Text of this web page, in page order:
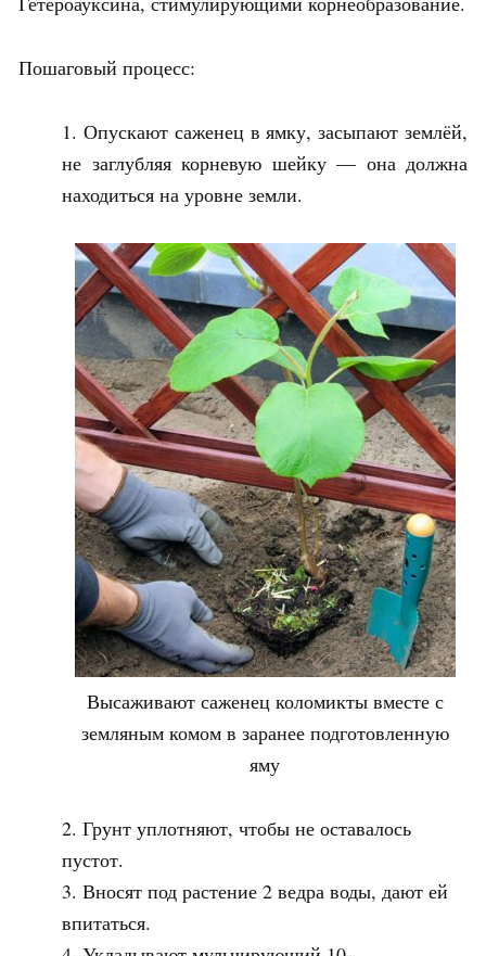
Пошаговый процесс:
Опускают саженец в ямку, засыпают землёй,
не заглубляя корневую шейку — она должна
находиться на уровне земли.
Высаживают саженец коломикты вместе с
земляным комом в заранее подготовленную
яму
Грунт уплотняют, чтобы не оставалось
пустот.
Вносят под растение 2 ведра воды, дают ей
впитаться.